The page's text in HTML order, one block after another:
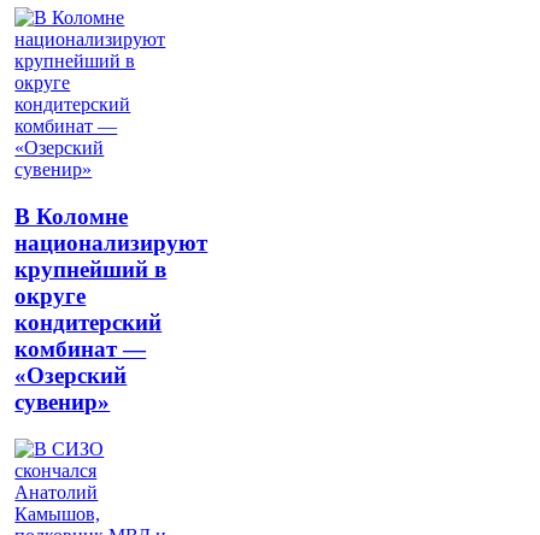
В Коломне
национализируют
крупнейший в
округе
кондитерский
комбинат —
«Озерский
сувенир»